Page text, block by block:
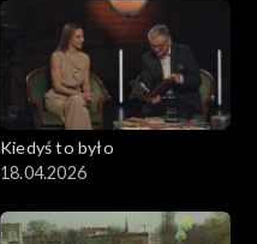
Kiedyś to było
18.04.2026